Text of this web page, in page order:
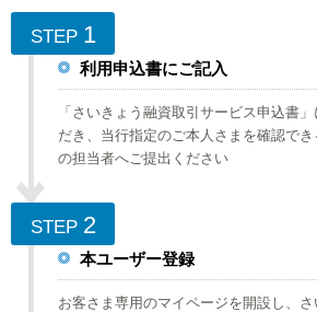
STEP 1
利用申込書にご記入
「さいきょう融資取引サービス申込書
だき、当行指定のご本人さまを確認で
の担当者へご提出ください
STEP 2
本ユーザー登録
お客さま専用のマイページを開設し、